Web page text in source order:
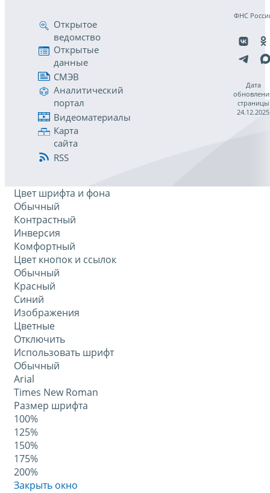
Открытое
ведомство
Открытые
данные
СМЭВ
Аналитический
портал
Видеоматериалы
Карта
сайта
RSS
ФНС
Дата
страницы
24.12.2025
Цвет шрифта и фона
Обычный
Контрастный
Инверсия
Комфортный
Цвет кнопок и ссылок
Обычный
Красный
Синий
Изображения
Цветные
Отключить
Использовать шрифт
Обычный
Arial
Times New Roman
Размер шрифта
100%
125%
150%
175%
200%
Закрыть окно